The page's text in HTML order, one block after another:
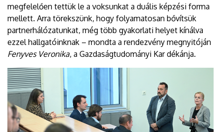
megfelelően tettük le a voksunkat a duális képzési forma
mellett. Arra törekszünk, hogy folyamatosan bővítsük
partnerhálózatunkat, még több gyakorlati helyet kínálva
ezzel hallgatóinknak – mondta a rendezvény megnyitóján
Fenyves Veronika, a Gazdaságtudományi Kar dékánja.